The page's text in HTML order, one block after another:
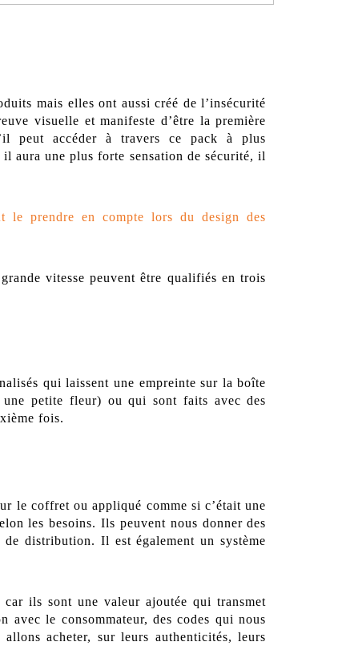
mais elles ont aussi créé de l’insécurité
visuelle et manifeste d’être la première
peut accéder à travers ce pack à plus
aura une plus forte sensation de sécurité, il
prendre en compte lors du design des
vitesse peuvent être qualifiés en trois
qui laissent une empreinte sur la boîte
petite fleur) ou qui sont faits avec des
fois.
le coffret ou appliqué comme si c’était une
les besoins. Ils peuvent nous donner des
distribution. Il est également un système
car ils sont une valeur ajoutée qui transmet
avec le consommateur, des codes qui nous
acheter, sur leurs authenticités, leurs